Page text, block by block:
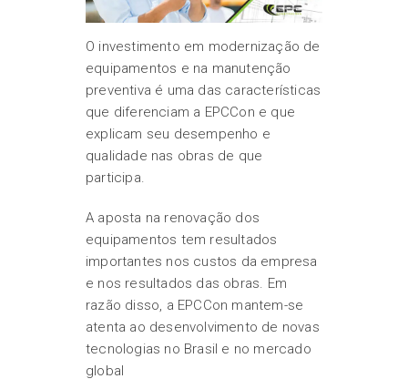
O investimento em modernização de
equipamentos e na manutenção
preventiva é uma das características
que diferenciam a EPCCon e que
explicam seu desempenho e
qualidade nas obras de que
participa.
A aposta na renovação dos
equipamentos tem resultados
importantes nos custos da empresa
e nos resultados das obras. Em
razão disso, a EPCCon mantem-se
atenta ao desenvolvimento de novas
tecnologias no Brasil e no mercado
global